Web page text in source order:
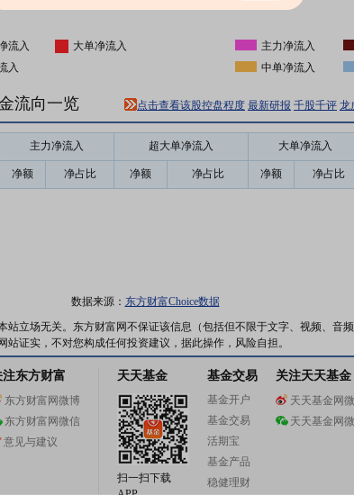
流入
大单净流入
入
主力净流入
中单净流入
流向一览 点击查看该股控盘程度 最新研报 千股千评 龙
主力净流入 超大单净流入 大单净流入
净额 净占比 净额 净占比 净额 净占比
数据来源： 东方财富Choice数据
站立场无关。东方财富网不保证该信息（包括但不限于文字、视频、音
证实，不对您构成任何投资建议，据此操作，风险自担。
注东方财富
东方财富网微博
东方财富网微信
意见与建议
天天基金
扫一扫下载
基金交易
基金开户
基金交易
活期宝
基金产品
稳健理财
关注天天基金
天天基金网
天天基金网